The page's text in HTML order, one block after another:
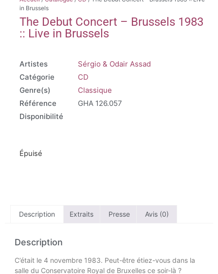
in Brussels
The Debut Concert – Brussels 1983
:: Live in Brussels
Artistes
Sérgio & Odair Assad
Catégorie
CD
Genre(s)
Classique
Référence
GHA 126.057
Disponibilité
Épuisé
Description Extraits Presse Avis (0)
Description
C’était le 4 novembre 1983. Peut-être étiez-vous dans la
salle du Conservatoire Royal de Bruxelles ce soir-là ?